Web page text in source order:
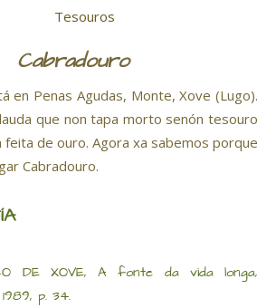
Tesouros
Cabradouro
en Penas Agudas, Monte, Xove (Lugo).
que non tapa morto senón tesouro
feita de ouro. Agora xa sabemos porque
Cabradouro.
DE XOVE, A fonte da vida longa,
p. 34.